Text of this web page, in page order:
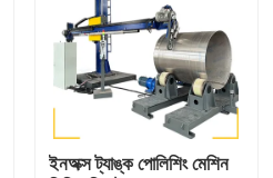
ইনঅক্স ট্যাঙ্ক পোলিশিং মেশিন